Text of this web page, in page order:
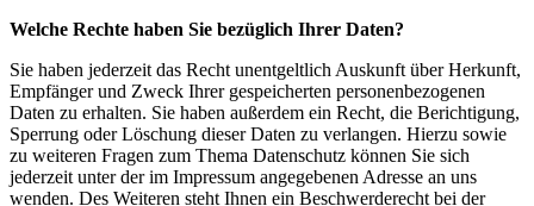
Welche Rechte haben Sie bezüglich Ihrer Daten?
Sie haben jederzeit das Recht unentgeltlich Auskunft über Herkunft,
Empfänger und Zweck Ihrer gespeicherten personenbezogenen
Daten zu erhalten. Sie haben außerdem ein Recht, die Berichtigung,
Sperrung oder Löschung dieser Daten zu verlangen. Hierzu sowie
zu weiteren Fragen zum Thema Datenschutz können Sie sich
jederzeit unter der im Impressum angegebenen Adresse an uns
wenden. Des Weiteren steht Ihnen ein Beschwerderecht bei der